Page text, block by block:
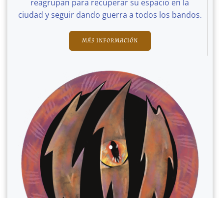
reagrupan para recuperar su espacio en la
ciudad y seguir dando guerra a todos los bandos.
MÁS INFORMACIÓN